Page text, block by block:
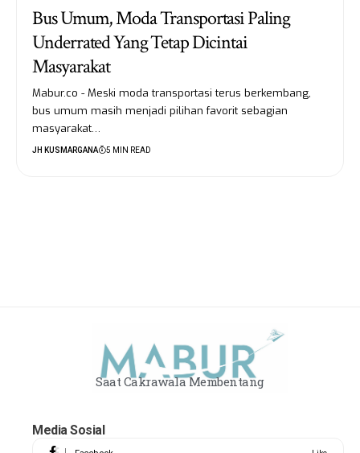
Bus Umum, Moda Transportasi Paling
Underrated Yang Tetap Dicintai
Masyarakat
Mabur.co - Meski moda transportasi terus berkembang,
bus umum masih menjadi pilihan favorit sebagian
masyarakat…
JH KUSMARGANA 5 MIN READ
Saat Cakrawala Membentang
Media Sosial